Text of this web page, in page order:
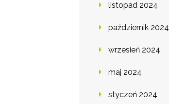
listopad 2024
październik 2024
wrzesień 2024
maj 2024
styczeń 2024